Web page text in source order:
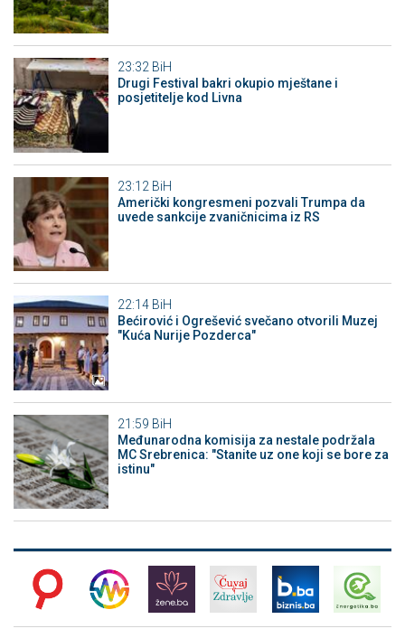
23:32 BiH
Drugi Festival bakri okupio mještane i
posjetitelje kod Livna
23:12 BiH
Američki kongresmeni pozvali Trumpa da
uvede sankcije zvaničnicima iz RS
22:14 BiH
Bećirović i Ogrešević svečano otvorili Muzej
"Kuća Nurije Pozderca"
21:59 BiH
Međunarodna komisija za nestale podržala
MC Srebrenica: "Stanite uz one koji se bore za
istinu"